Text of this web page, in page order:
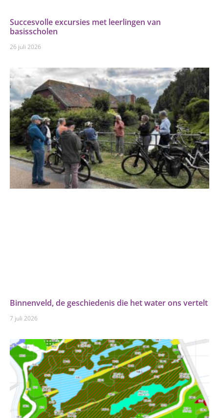
Succesvolle excursies met leerlingen van
basisscholen
26 juli 2026
Binnenveld, de geschiedenis die het water ons vertelt
7 juli 2026